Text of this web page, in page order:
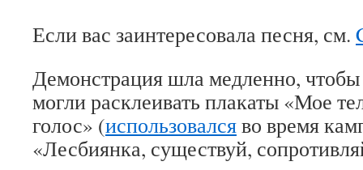
Если вас заинтересовала песня, см.
Демонстрация шла медленно,
могли расклеивать плакаты «Мое
голос» (использовалсяво время
«Лесбиянка, существуй,